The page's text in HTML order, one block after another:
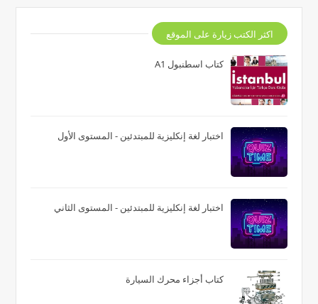
اكثر الكتب زيارة على الموقع
كتاب اسطنبول A1
اختبار لغة إنكليزية للمبتدئين - المستوى الأول
اختبار لغة إنكليزية للمبتدئين - المستوى الثاني
كتاب أجزاء محرك السيارة